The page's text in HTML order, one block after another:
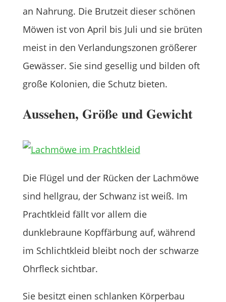
an Nahrung. Die Brutzeit dieser schönen
Möwen ist von April bis Juli und sie brüten
meist in den Verlandungszonen größerer
Gewässer. Sie sind gesellig und bilden oft
große Kolonien, die Schutz bieten.
Aussehen, Größe und Gewicht
Die Flügel und der Rücken der Lachmöwe
sind hellgrau, der Schwanz ist weiß. Im
Prachtkleid fällt vor allem die
dunklebraune Kopffärbung auf, während
im Schlichtkleid bleibt noch der schwarze
Ohrfleck sichtbar.
Sie besitzt einen schlanken Körperbau